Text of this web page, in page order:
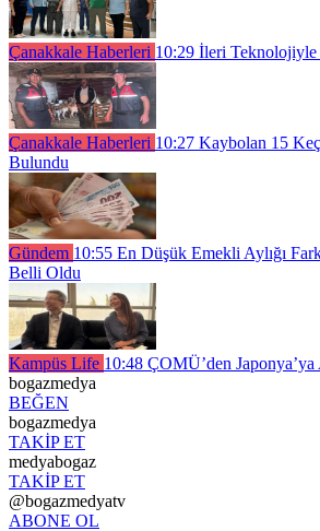
Çanakkale Haberleri 10:29 İleri
Çanakkale Haberleri 10:27 Kaybolan 15
Bulundu
Gündem 10:55 En Düşük Emekli Aylığı
Belli Oldu
Kampüs Life 10:48 ÇOMÜ’den
bogazmedya
BEĞEN
bogazmedya
TAKİP ET
medyabogaz
TAKİP ET
@bogazmedyatv
ABONE OL